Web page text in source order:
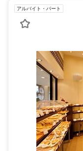
アルバイト・パート